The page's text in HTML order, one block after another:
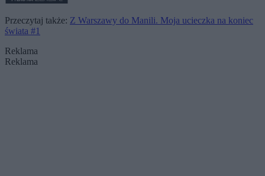
Przeczytaj także: Z Warszawy do Manili. Moja ucieczka na koniec
świata #1
Reklama
Reklama